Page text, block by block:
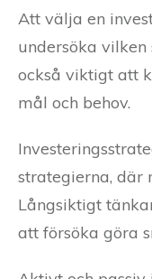
Att välja en
undersöka
också viktigt att
mål och behov.
strategierna, där
Långsiktigt
att försöka göra